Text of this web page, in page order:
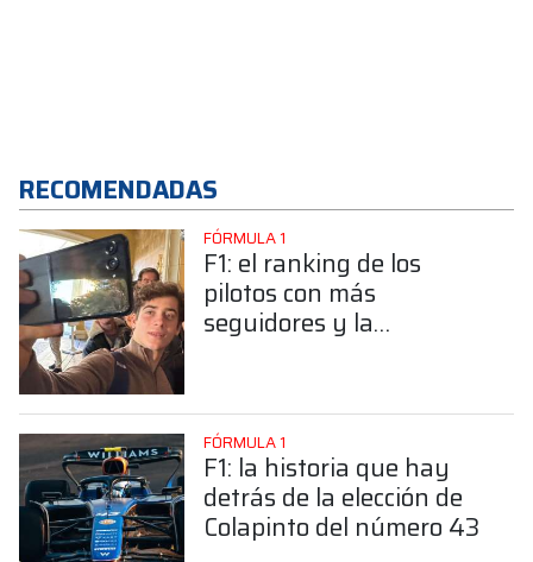
RECOMENDADAS
FÓRMULA 1
F1: el ranking de los
pilotos con más
seguidores y la
FÓRMULA 1
F1: la historia que hay
detrás de la elección de
Colapinto del número 43